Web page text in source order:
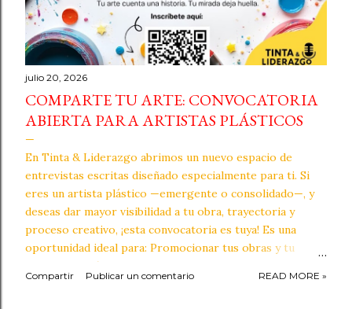
julio 20, 2026
COMPARTE TU ARTE: CONVOCATORIA
ABIERTA PARA ARTISTAS PLÁSTICOS
En Tinta & Liderazgo abrimos un nuevo espacio de
entrevistas escritas diseñado especialmente para ti. Si
eres un artista plástico —emergente o consolidado—, y
deseas dar mayor visibilidad a tu obra, trayectoria y
proceso creativo, ¡esta convocatoria es tuya! Es una
oportunidad ideal para: Promocionar tus obras y tu
recorrido artístico. Compartir tu proceso creativo de
forma escrita. Conectar con los Tintarios y con una
Compartir Publicar un comentario READ MORE »